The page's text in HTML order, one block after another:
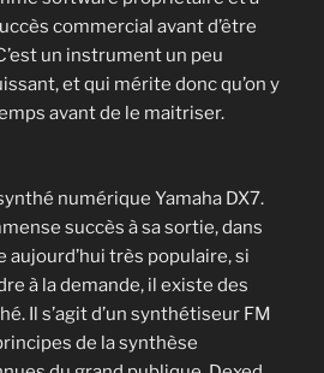
commercial avant d’être
un instrument un peu
et qui mérite donc qu’on y
avant de le maitriser.
numérique Yamaha DX7.
succès à sa sortie, dans
aujourd’hui très populaire, si
à la demande, il existe des
Il s’agit d’un synthétiseur FM
de la synthèse